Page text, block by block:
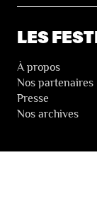
LES
À propos
Nos partenaires
Presse
Nos archives